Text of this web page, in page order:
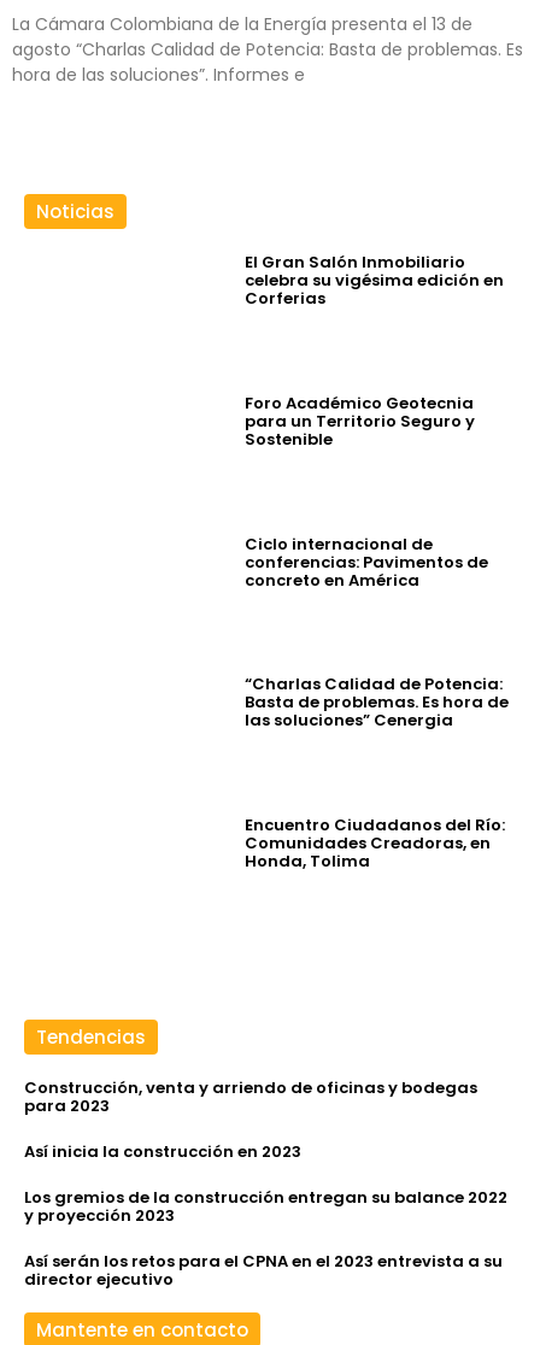
La Cámara Colombiana de la Energía presenta el 13 de
agosto “Charlas Calidad de Potencia: Basta de problemas. Es
hora de las soluciones”. Informes e
Noticias
El Gran Salón Inmobiliario
celebra su vigésima edición en
Corferias
Foro Académico Geotecnia
para un Territorio Seguro y
Sostenible
Ciclo internacional de
conferencias: Pavimentos de
concreto en América
“Charlas Calidad de Potencia:
Basta de problemas. Es hora de
las soluciones” Cenergia
Encuentro Ciudadanos del Río:
Comunidades Creadoras, en
Honda, Tolima
Tendencias
Construcción, venta y arriendo de oficinas y bodegas
para 2023
Así inicia la construcción en 2023
Los gremios de la construcción entregan su balance 2022
y proyección 2023
Así serán los retos para el CPNA en el 2023 entrevista a su
director ejecutivo
Mantente en contacto